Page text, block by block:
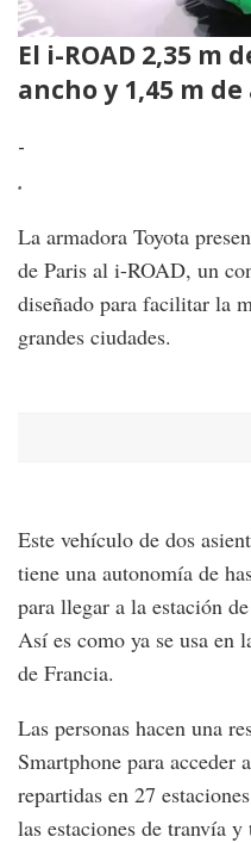
El i-ROAD 2,35 m
ancho y 1,45 m
-
.
La armadora Toyota
de Paris al i-ROAD, un
diseñado para facilitar la
grandes ciudades.
Este vehículo de dos
tiene una autonomía de
para llegar a la estación
Así es como ya se usa en
de Francia.
Las personas hacen una
Smartphone para acceder
repartidas en 27
las estaciones de tranvía y